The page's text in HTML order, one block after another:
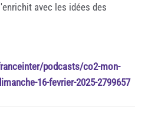
avec les idées des
podcasts/co2-mon-
16-fevrier-2025-2799657